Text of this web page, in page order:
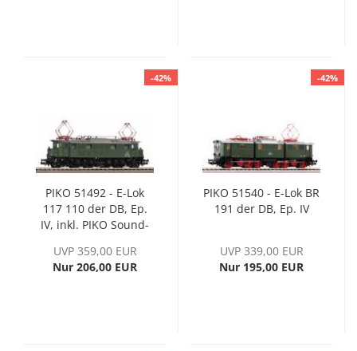
-42%
PIKO 51492 - E-Lok
117 110 der DB, Ep.
IV, inkl. PIKO Sound-
UVP 359,00 EUR
Nur 206,00 EUR
-42%
PIKO 51540 - E-Lok BR
191 der DB, Ep. IV
UVP 339,00 EUR
Nur 195,00 EUR